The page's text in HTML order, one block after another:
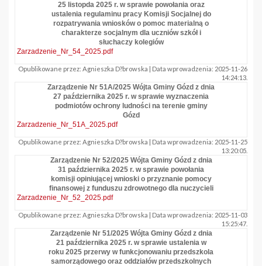
25 listopda 2025 r. w sprawie powołania oraz
ustalenia regulaminu pracy Komisji Socjalnej do
rozpatrywania wniosków o pomoc materialną o
charakterze socjalnym dla uczniów szkół i
słuchaczy kolegiów
Zarzadzenie_Nr_54_2025.pdf
Opublikowane przez: Agnieszka D?browska | Data wprowadzenia: 2025-11-26
14:24:13.
Zarządzenie Nr 51A/2025 Wójta Gminy Gózd z dnia
27 października 2025 r. w sprawie wyznaczenia
podmiotów ochrony ludności na terenie gminy
Gózd
Zarzadzenie_Nr_51A_2025.pdf
Opublikowane przez: Agnieszka D?browska | Data wprowadzenia: 2025-11-25
13:20:05.
Zarządzenie Nr 52/2025 Wójta Gminy Gózd z dnia
31 października 2025 r. w sprawie powołania
komisji opiniującej wnioski o przyznanie pomocy
finansowej z funduszu zdrowotnego dla nuczycieli
Zarzadzenie_Nr_52_2025.pdf
Opublikowane przez: Agnieszka D?browska | Data wprowadzenia: 2025-11-03
15:25:47.
Zarządzenie Nr 51/2025 Wójta Gminy Gózd z dnia
21 października 2025 r. w sprawie ustalenia w
roku 2025 przerwy w funkcjonowaniu przedszkola
samorządowego oraz oddziałów przedszkolnych